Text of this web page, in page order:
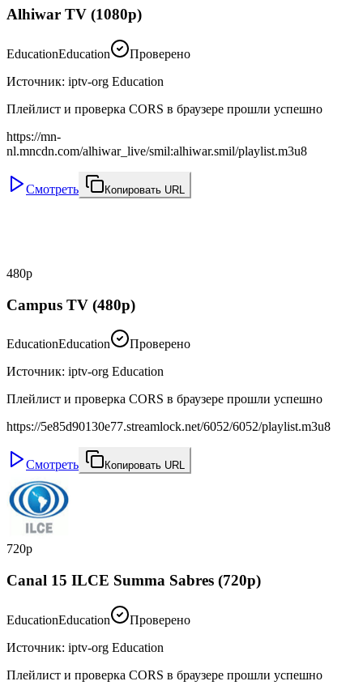
Alhiwar TV (1080p)
EducationEducation
Проверено
Источник: iptv-org Education
Плейлист и проверка CORS в браузере прошли успешно
https://mn-
nl.mncdn.com/alhiwar_live/smil:alhiwar.smil/playlist.m3u8
Смотреть Копировать URL
480p
Campus TV (480p)
EducationEducation
Проверено
Источник: iptv-org Education
Плейлист и проверка CORS в браузере прошли успешно
https://5e85d90130e77.streamlock.net/6052/6052/playlist.m3u8
Смотреть Копировать URL
720p
Canal 15 ILCE Summa Sabres (720p)
EducationEducation
Проверено
Источник: iptv-org Education
Плейлист и проверка CORS в браузере прошли успешно